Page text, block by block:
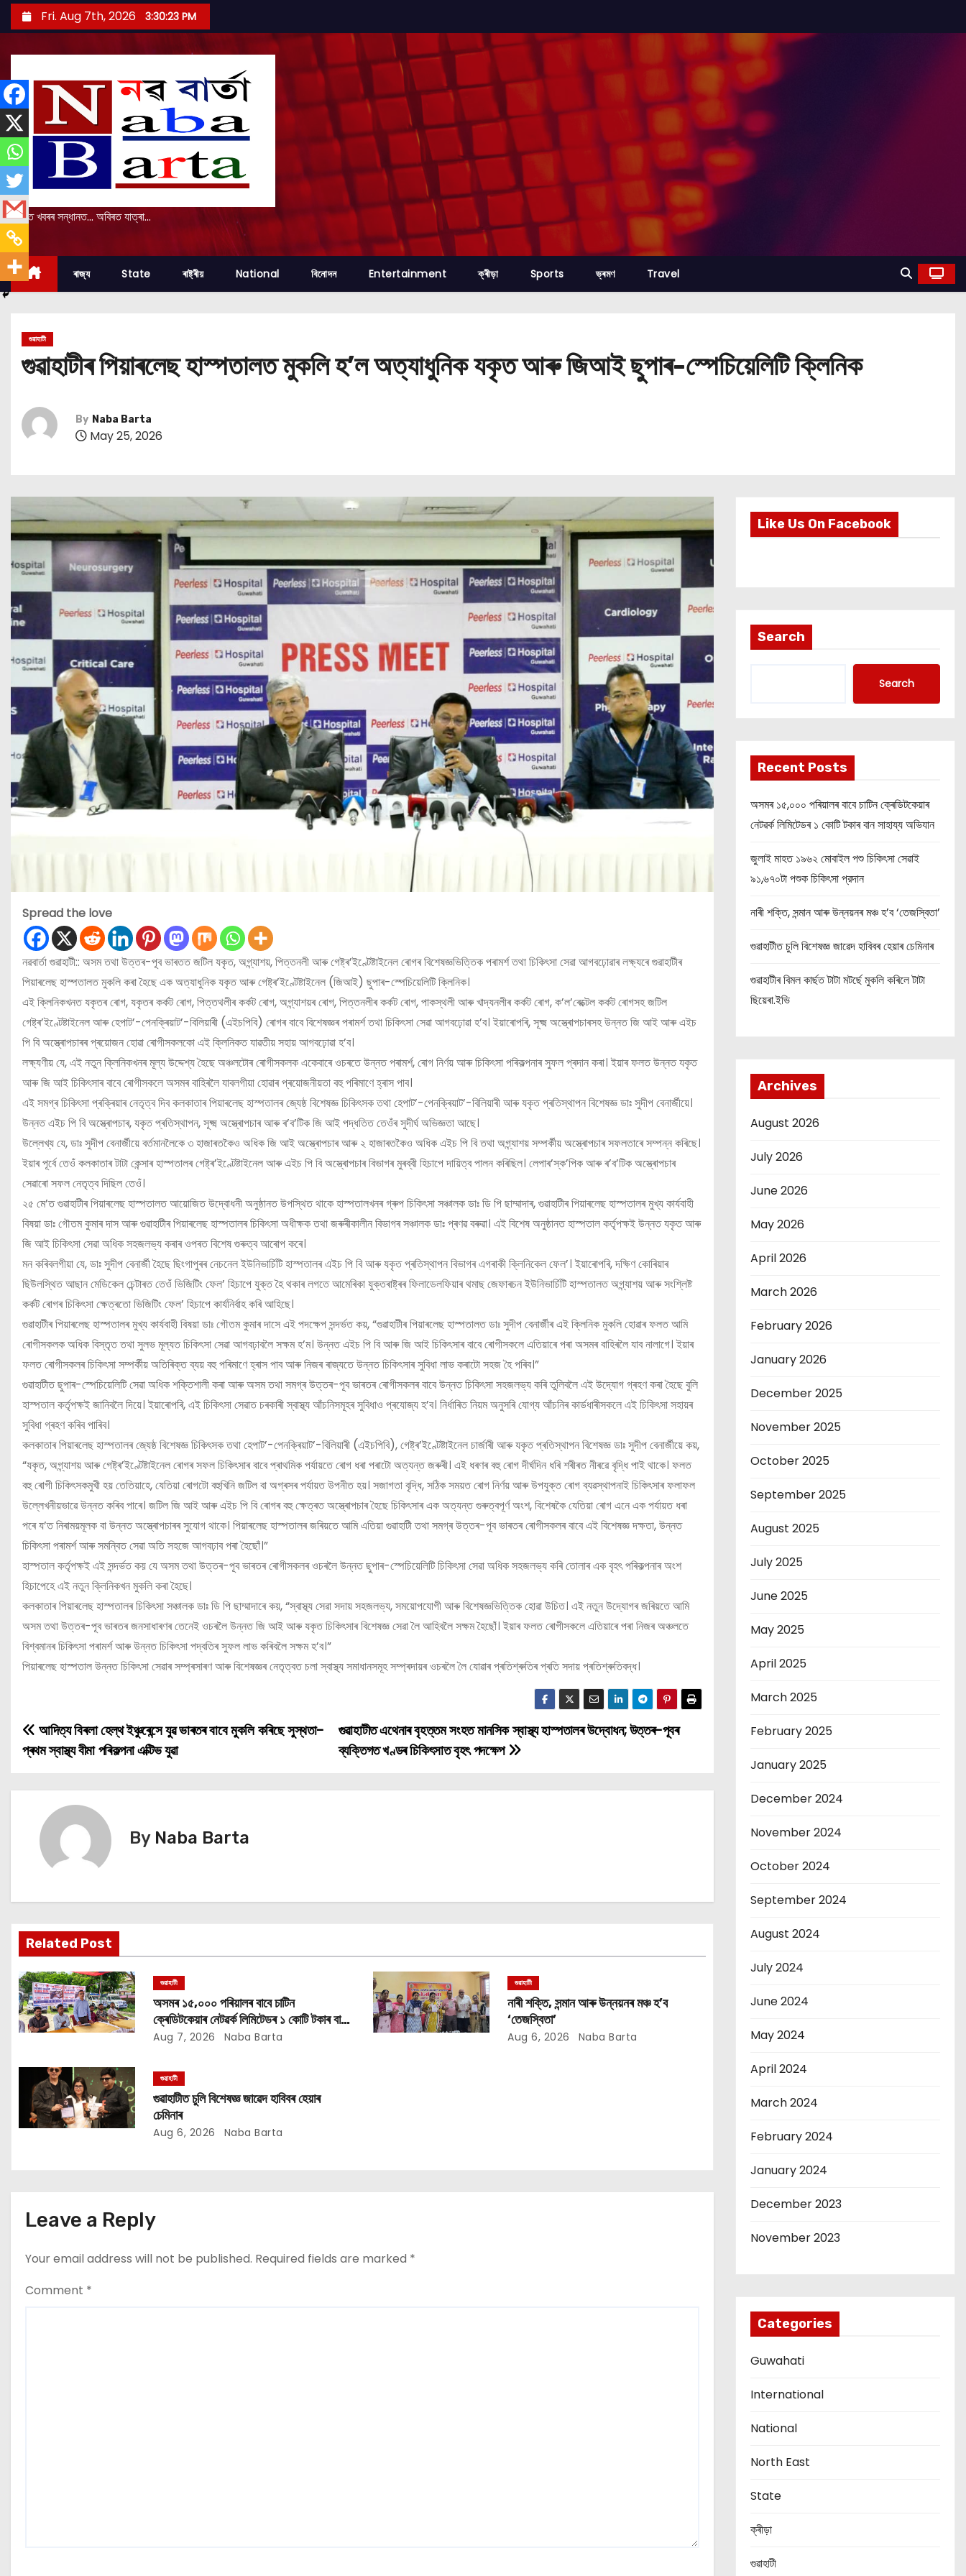
k
t
o
c
n
e
t
Fri. Aug 7th, 2026 3:30:24 PM
প্ৰকৃত খবৰৰ সন্ধানত... অবিৰত যাত্ৰা...
ৰাজ্য State ৰাষ্ট্ৰীয় National বিনোদন Entertainment ক্ৰীড়া Sports ভ্ৰমণ Travel
গুৱাহাটী
গুৱাহাটীৰ পিয়াৰলেছ হাস্পতালত মুকলি হ’ল অত্যাধুনিক যকৃত আৰু জিআই ছুপাৰ-স্পেচিয়েলিটি ক্লিনিক
By Naba Barta
May 25, 2026
Spread the love
নৱবার্তা গুৱাহাটী:: অসম তথা উত্তৰ-পূব ভাৰতত জটিল যকৃত, অগ্ন্যাশয়, পিত্তনলী আৰু গেষ্ট্ৰ’ইণ্টেষ্টাইনেল ৰোগৰ বিশেষজ্ঞভিত্তিক পৰামৰ্শ তথা চিকিৎসা সেৱা আগবঢ়োৱাৰ লক্ষ্যৰে গুৱাহাটীৰ
পিয়াৰলেছ হাস্পতালত মুকলি কৰা হৈছে এক অত্যাধুনিক যকৃত আৰু গেষ্ট্ৰ’ইণ্টেষ্টাইনেল (জিআই) ছুপাৰ-স্পেচিয়েলিটি ক্লিনিক।
এই ক্লিনিকখনত যকৃতৰ ৰোগ, যকৃতৰ কৰ্কট ৰোগ, পিত্তথলীৰ কৰ্কট ৰোগ, অগ্ন্যাশয়ৰ ৰোগ, পিত্তনলীৰ কৰ্কট ৰোগ, পাকস্থলী আৰু খাদ্যনলীৰ কৰ্কট ৰোগ, ক’ল’ৰেক্টেল কৰ্কট ৰোগসহ জটিল
গেষ্ট্ৰ’ইণ্টেষ্টাইনেল আৰু হেপাট’-পেনক্ৰিয়াট’-বিলিয়াৰী (এইচপিবি) ৰোগৰ বাবে বিশেষজ্ঞৰ পৰামৰ্শ তথা চিকিৎসা সেৱা আগবঢ়োৱা হ’ব। ইয়াৰোপৰি, সূক্ষ্ম অস্ত্ৰোপচাৰসহ উন্নত জি আই আৰু এইচ
পি বি অস্ত্ৰোপচাৰৰ প্ৰয়োজন হোৱা ৰোগীসকলকো এই ক্লিনিকত যাৱতীয় সহায় আগবঢ়োৱা হ’ব।
লক্ষ্যণীয় যে, এই নতুন ক্লিনিকখনৰ মূল্য উদ্দেশ্য হৈছে অঞ্চলটোৰ ৰোগীসকলক একেবাৰে ওচৰতে উন্নত পৰামৰ্শ, ৰোগ নিৰ্ণয় আৰু চিকিৎসা পৰিকল্পনাৰ সুফল প্ৰদান কৰা। ইয়াৰ ফলত উন্নত যকৃত
আৰু জি আই চিকিৎসাৰ বাবে ৰোগীসকলে অসমৰ বাহিৰলৈ যাবলগীয়া হোৱাৰ প্ৰয়োজনীয়তা বহু পৰিমাণে হ্ৰাস পাব।
এই সমগ্ৰ চিকিৎসা প্ৰক্ৰিয়াৰ নেতৃত্ব দিব কলকাতাৰ পিয়াৰলেছ হাস্পতালৰ জ্যেষ্ঠ বিশেষজ্ঞ চিকিৎসক তথা হেপাট’-পেনক্ৰিয়াট’-বিলিয়াৰী আৰু যকৃত প্ৰতিস্থাপন বিশেষজ্ঞ ডাঃ সুদীপ বেনাৰ্জীয়ে।
উন্নত এইচ পি বি অস্ত্ৰোপচাৰ, যকৃত প্ৰতিস্থাপন, সূক্ষ্ম অস্ত্ৰোপচাৰ আৰু ৰ’ব’টিক জি আই পদ্ধতিত তেওঁৰ সুদীৰ্ঘ অভিজ্ঞতা আছে।
উল্লেখ্য যে, ডাঃ সুদীপ বেনাৰ্জীয়ে বৰ্তমানলৈকে ৩ হাজাৰতকৈও অধিক জি আই অস্ত্ৰোপচাৰ আৰু ২ হাজাৰতকৈও অধিক এইচ পি বি তথা অগ্ন্যাশয় সম্পৰ্কীয় অস্ত্ৰোপচাৰ সফলতাৰে সম্পন্ন কৰিছে।
ইয়াৰ পূৰ্বে তেওঁ কলকাতাৰ টাটা কেন্সাৰ হাস্পতালৰ গেষ্ট্ৰ’ইণ্টেষ্টাইনেল আৰু এইচ পি বি অস্ত্ৰোপচাৰ বিভাগৰ মুৰব্বী হিচাপে দায়িত্ব পালন কৰিছিল। লেপাৰ’স্ক’পিক আৰু ৰ’ব’টিক অস্ত্ৰোপচাৰ
সেৱাৰো সফল নেতৃত্ব দিছিল তেওঁ।
২৫ মে’ত গুৱাহাটীৰ পিয়াৰলেছ হাস্পতালত আয়োজিত উদ্বোধনী অনুষ্ঠানত উপস্থিত থাকে হাস্পতালখনৰ গ্ৰুপ চিকিৎসা সঞ্চালক ডাঃ ডি পি ছাম্মাদাৰ, গুৱাহাটীৰ পিয়াৰলেছ হাস্পতালৰ মুখ্য কাৰ্যবাহী
বিষয়া ডাঃ গৌতম কুমাৰ দাস আৰু গুৱাহাটীৰ পিয়াৰলেছ হাস্পতালৰ চিকিৎসা অধীক্ষক তথা জৰুৰীকালীন বিভাগৰ সঞ্চালক ডাঃ প্ৰণৱ বৰুৱা। এই বিশেষ অনুষ্ঠানত হাস্পতাল কৰ্তৃপক্ষই উন্নত যকৃত আৰু
জি আই চিকিৎসা সেৱা অধিক সহজলভ্য কৰাৰ ওপৰত বিশেষ গুৰুত্ব আৰোপ কৰে।
মন কৰিবলগীয়া যে, ডাঃ সুদীপ বেনাৰ্জী হৈছে ছিংগাপুৰৰ নেচনেল ইউনিভাৰ্চিটি হাস্পতালৰ এইচ পি বি আৰু যকৃত প্ৰতিস্থাপন বিভাগৰ এগৰাকী ক্লিনিকেল ফেল’। ইয়াৰোপৰি, দক্ষিণ কোৰিয়াৰ
ছিউলস্থিত আছান মেডিকেল চেন্টাৰত তেওঁ ভিজিটিং ফেল’ হিচাপে যুক্ত হৈ থকাৰ লগতে আমেৰিকা যুক্তৰাষ্ট্ৰৰ ফিলাডেলফিয়াৰ থমাছ জেফাৰচন ইউনিভাৰ্চিটি হাস্পতালত অগ্ন্যাশয় আৰু সংশ্লিষ্ট
কৰ্কট ৰোগৰ চিকিৎসা ক্ষেত্ৰতো ভিজিটিং ফেল’ হিচাপে কাৰ্যনিৰ্বাহ কৰি আহিছে।
গুৱাহাটীৰ পিয়াৰলেছ হাস্পতালৰ মুখ্য কাৰ্যবাহী বিষয়া ডাঃ গৌতম কুমাৰ দাসে এই পদক্ষেপ সন্দৰ্ভত কয়, “গুৱাহাটীৰ পিয়াৰলেছ হাস্পতালত ডাঃ সুদীপ বেনাৰ্জীৰ এই ক্লিনিক মুকলি হোৱাৰ ফলত আমি
ৰোগীসকলক অধিক বিস্তৃত তথা সুলভ মূল্যত চিকিৎসা সেৱা আগবঢ়াবলৈ সক্ষম হ’ম। উন্নত এইচ পি বি আৰু জি আই চিকিৎসাৰ বাবে ৰোগীসকলে এতিয়াৰে পৰা অসমৰ বাহিৰলৈ যাব নালাগে। ইয়াৰ
ফলত ৰোগীসকলৰ চিকিৎসা সম্পৰ্কীয় অতিৰিক্ত ব্যয় বহু পৰিমাণে হ্ৰাস পাব আৰু নিজৰ ৰাজ্যতে উন্নত চিকিৎসাৰ সুবিধা লাভ কৰাটো সহজ হৈ পৰিব।”
গুৱাহাটীত ছুপাৰ-স্পেচিয়েলিটি সেৱা অধিক শক্তিশালী কৰা আৰু অসম তথা সমগ্ৰ উত্তৰ-পূব ভাৰতৰ ৰোগীসকলৰ বাবে উন্নত চিকিৎসা সহজলভ্য কৰি তুলিবলৈ এই উদ্যোগ গ্ৰহণ কৰা হৈছে বুলি
হাস্পতাল কৰ্তৃপক্ষই জানিবলৈ দিয়ে। ইয়াৰোপৰি, এই চিকিৎসা সেৱাত চৰকাৰী স্বাস্থ্য আঁচনিসমূহৰ সুবিধাও প্ৰযোজ্য হ’ব। নিৰ্ধাৰিত নিয়ম অনুসৰি যোগ্য আঁচনিৰ কাৰ্ডধাৰীসকলে এই চিকিৎসা সহায়ৰ
সুবিধা গ্ৰহণ কৰিব পাৰিব।
কলকাতাৰ পিয়াৰলেছ হাস্পতালৰ জ্যেষ্ঠ বিশেষজ্ঞ চিকিৎসক তথা হেপাট’-পেনক্ৰিয়াট’-বিলিয়াৰী (এইচপিবি), গেষ্ট্ৰ’ইণ্টেষ্টাইনেল চাৰ্জাৰী আৰু যকৃত প্ৰতিস্থাপন বিশেষজ্ঞ ডাঃ সুদীপ বেনাৰ্জীয়ে কয়,
“যকৃত, অগ্ন্যাশয় আৰু গেষ্ট্ৰ’ইণ্টেষ্টাইনেল ৰোগৰ সফল চিকিৎসাৰ বাবে প্ৰাথমিক পৰ্যায়তে ৰোগ ধৰা পৰাটো অত্যন্ত জৰুৰী। এই ধৰণৰ বহু ৰোগ দীৰ্ঘদিন ধৰি শৰীৰত নীৰৱে বৃদ্ধি পাই থাকে। ফলত
বহু ৰোগী চিকিৎসকমুখী হয় তেতিয়াহে, যেতিয়া ৰোগটো বহুখিনি জটিল বা অগ্ৰসৰ পৰ্যায়ত উপনীত হয়। সজাগতা বৃদ্ধি, সঠিক সময়ত ৰোগ নিৰ্ণয় আৰু উপযুক্ত ৰোগ ব্যৱস্থাপনাই চিকিৎসাৰ ফলাফল
উল্লেখনীয়ভাৱে উন্নত কৰিব পাৰে। জটিল জি আই আৰু এইচ পি বি ৰোগৰ বহু ক্ষেত্ৰত অস্ত্ৰোপচাৰ হৈছে চিকিৎসাৰ এক অত্যন্ত গুৰুত্বপূৰ্ণ অংশ, বিশেষকৈ যেতিয়া ৰোগ এনে এক পৰ্যায়ত ধৰা
পৰে য’ত নিৰাময়মূলক বা উন্নত অস্ত্ৰোপচাৰৰ সুযোগ থাকে। পিয়াৰলেছ হাস্পতালৰ জৰিয়তে আমি এতিয়া গুৱাহাটী তথা সমগ্ৰ উত্তৰ-পূব ভাৰতৰ ৰোগীসকলৰ বাবে এই বিশেষজ্ঞ দক্ষতা, উন্নত
চিকিৎসা পৰামৰ্শ আৰু সমন্বিত সেৱা অতি সহজে আগবঢ়াব পৰা হৈছোঁ।”
হাস্পতাল কৰ্তৃপক্ষই এই সন্দৰ্ভত কয় যে অসম তথা উত্তৰ-পূব ভাৰতৰ ৰোগীসকলৰ ওচৰলৈ উন্নত ছুপাৰ-স্পেচিয়েলিটি চিকিৎসা সেৱা অধিক সহজলভ্য কৰি তোলাৰ এক বৃহৎ পৰিকল্পনাৰ অংশ
হিচাপেহে এই নতুন ক্লিনিকখন মুকলি কৰা হৈছে।
কলকাতাৰ পিয়াৰলেছ হাস্পতালৰ চিকিৎসা সঞ্চালক ডাঃ ডি পি ছাম্মাদাৰে কয়, “স্বাস্থ্য সেৱা সদায় সহজলভ্য, সময়োপযোগী আৰু বিশেষজ্ঞভিত্তিক হোৱা উচিত। এই নতুন উদ্যোগৰ জৰিয়তে আমি
অসম তথা উত্তৰ-পূব ভাৰতৰ জনসাধাৰণৰ তেনেই ওচৰলৈ উন্নত জি আই আৰু যকৃত চিকিৎসাৰ বিশেষজ্ঞ সেৱা লৈ আহিবলৈ সক্ষম হৈছোঁ। ইয়াৰ ফলত ৰোগীসকলে এতিয়াৰে পৰা নিজৰ অঞ্চলতে
বিশ্বমানৰ চিকিৎসা পৰামৰ্শ আৰু উন্নত চিকিৎসা পদ্বতিৰ সুফল লাভ কৰিবলৈ সক্ষম হ’ব।”
পিয়াৰলেছ হাস্পতাল উন্নত চিকিৎসা সেৱাৰ সম্প্ৰসাৰণ আৰু বিশেষজ্ঞৰ নেতৃত্বত চলা স্বাস্থ্য সমাধানসমূহ সম্প্ৰদায়ৰ ওচৰলৈ লৈ যোৱাৰ প্ৰতিশ্ৰুতিৰ প্ৰতি সদায় প্ৰতিশ্ৰুতিবদ্ধ।
P
o
s
i
g
a
t
i
o
n
গুৱাহাটীত এথেনাৰ বৃহত্তম সংহত মানসিক স্বাস্থ্য হাস্পতালৰ উদ্বোধন; উত্তৰ-পূবৰ
ব্যক্তিগত খণ্ডৰ চিকিৎসাত বৃহৎ পদক্ষেপ
আদিত্য বিৰলা হেল্থ ইঞ্চুৰেন্সে যুৱ ভাৰতৰ বাবে মুকলি কৰিছে সুস্থতা-
প্ৰথম স্বাস্থ্য বীমা পৰিকল্পনা এক্টিভ যুৱা
By Naba Barta
Related Post
গুৱাহাটী
অসমৰ ১৫,০০০ পৰিয়ালৰ বাবে চাটিন
ক্ৰেডিটকেয়াৰ নেটৱৰ্ক লিমিটেডৰ ১ কোটি টকাৰ বান
সাহায্য অভিযান
Aug 7, 2026 Naba Barta
গুৱাহাটী
নাৰী শক্তি, সন্মান আৰু উন্নয়নৰ মঞ্চ হ’ব
‘তেজস্বিতা’
Aug 6, 2026 Naba Barta
গুৱাহাটী
গুৱাহাটীত চুলি বিশেষজ্ঞ জাৱেদ হাবিবৰ হেয়াৰ
চেমিনাৰ
Aug 6, 2026 Naba Barta
Leave a Reply
Your email address will not be published. Required fields are marked *
Comment *
Like Us On Facebook
Search
Search
Recent Posts
অসমৰ ১৫,০০০ পৰিয়ালৰ বাবে চাটিন ক্ৰেডিটকেয়াৰ
নেটৱৰ্ক লিমিটেডৰ ১ কোটি টকাৰ বান সাহায্য অভিযান
জুলাই মাহত ১৯৬২ মোবাইল পশু চিকিৎসা সেৱাই
৯১,৬৭০টা পশুক চিকিৎসা প্রদান
নাৰী শক্তি, সন্মান আৰু উন্নয়নৰ মঞ্চ হ’ব ‘তেজস্বিতা’
গুৱাহাটীত চুলি বিশেষজ্ঞ জাৱেদ হাবিবৰ হেয়াৰ চেমিনাৰ
গুৱাহাটীৰ বিমল কাৰ্ছত টাটা মটৰ্ছে মুকলি কৰিলে টাটা
ছিয়েৰা.ইভি
Archives
August 2026
July 2026
June 2026
May 2026
April 2026
March 2026
February 2026
January 2026
December 2025
November 2025
October 2025
September 2025
August 2025
July 2025
June 2025
May 2025
April 2025
March 2025
February 2025
January 2025
December 2024
November 2024
October 2024
September 2024
August 2024
July 2024
June 2024
May 2024
April 2024
March 2024
February 2024
January 2024
December 2023
November 2023
Categories
Guwahati
International
National
North East
State
ক্ৰীড়া
গুৱাহাটী